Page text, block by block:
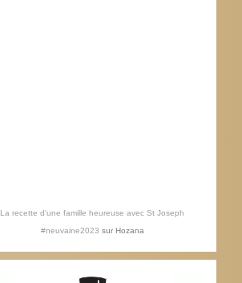
La recette d'une famille heureuse avec St Joseph
#neuvaine2023 sur Hozana